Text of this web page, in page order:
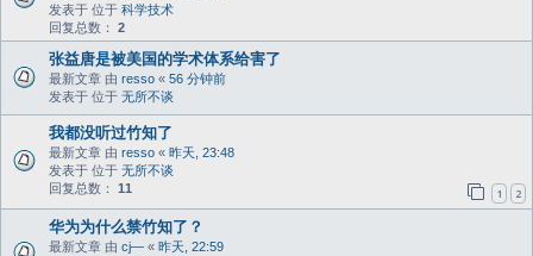
发表于 位于 科学技术
回复总数： 2
张益唐是被美国的学术体系给害了
最新文章 由 resso « 56 分钟前
发表于 位于 无所不谈
我都没听过竹知了
最新文章 由 resso « 昨天, 23:48
发表于 位于 无所不谈
回复总数： 11 1 2
华为为什么禁竹知了？
最新文章 由 cj— « 昨天, 22:59